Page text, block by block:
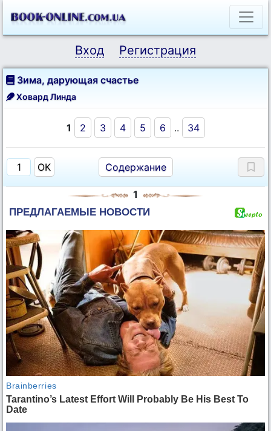
Вход Регистрация
Зима, дарующая счастье
Ховард Линда
1 2 3 4 5 6 .. 34
Содержание
1